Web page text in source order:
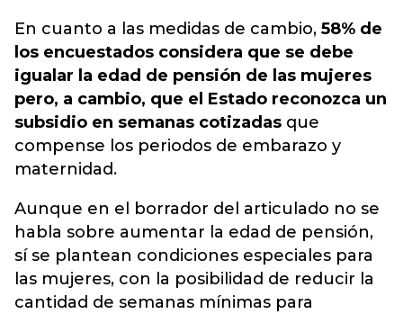
En cuanto a las medidas de cambio, 58% de
los encuestados considera que se debe
igualar la edad de pensión de las mujeres
pero, a cambio, que el Estado reconozca un
subsidio en semanas cotizadas que
compense los periodos de embarazo y
maternidad.
Aunque en el borrador del articulado no se
habla sobre aumentar la edad de pensión,
sí se plantean condiciones especiales para
las mujeres, con la posibilidad de reducir la
cantidad de semanas mínimas para